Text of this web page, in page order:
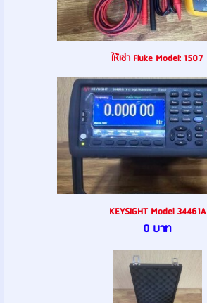
ให้เช่า Fluke Model: 1507
KEYSIGHT Model 34461A
0 บาท